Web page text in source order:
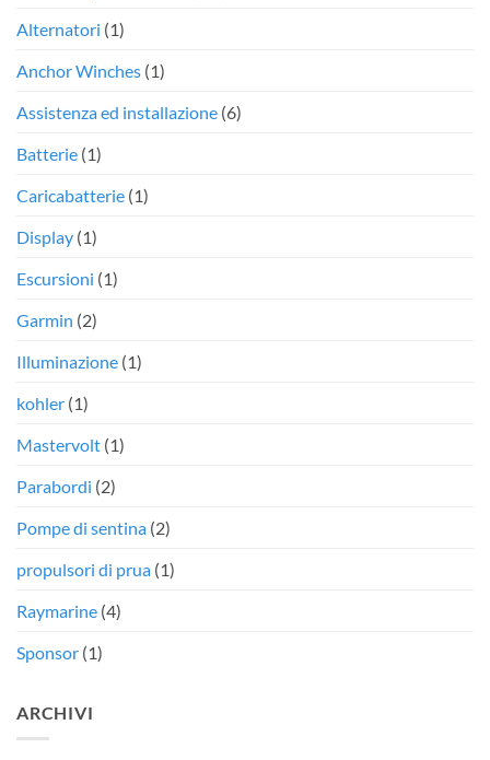
Alternatori (1)
Anchor Winches (1)
Assistenza ed installazione (6)
Batterie (1)
Caricabatterie (1)
Display (1)
Escursioni (1)
Garmin (2)
Illuminazione (1)
kohler (1)
Mastervolt (1)
Parabordi (2)
Pompe di sentina (2)
propulsori di prua (1)
Raymarine (4)
Sponsor (1)
ARCHIVI